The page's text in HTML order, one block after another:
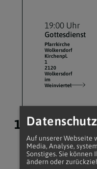
19:00 Uhr
Gottesdienst
Pfarrkirche
Wolkersdorf
Kirchenpl.
1
2120
Wolkersdorf
im
Weinviertel
11. August 2026
08:30 Uhr
Gottesdienst
Pfarrkirche
Auf unserer Webseite
Media, Analyse,
Sonstiges. Sie
ändern oder